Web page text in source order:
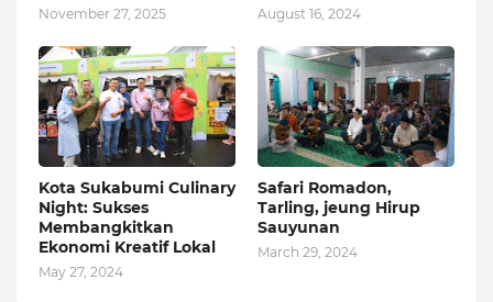
November 27, 2025 August 16, 2024
Kota Sukabumi Culinary
Night: Sukses
Membangkitkan
Ekonomi Kreatif Lokal
May 27, 2024
Safari Romadon,
Tarling, jeung Hirup
Sauyunan
March 29, 2024